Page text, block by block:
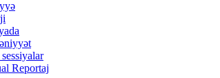
Reportaj